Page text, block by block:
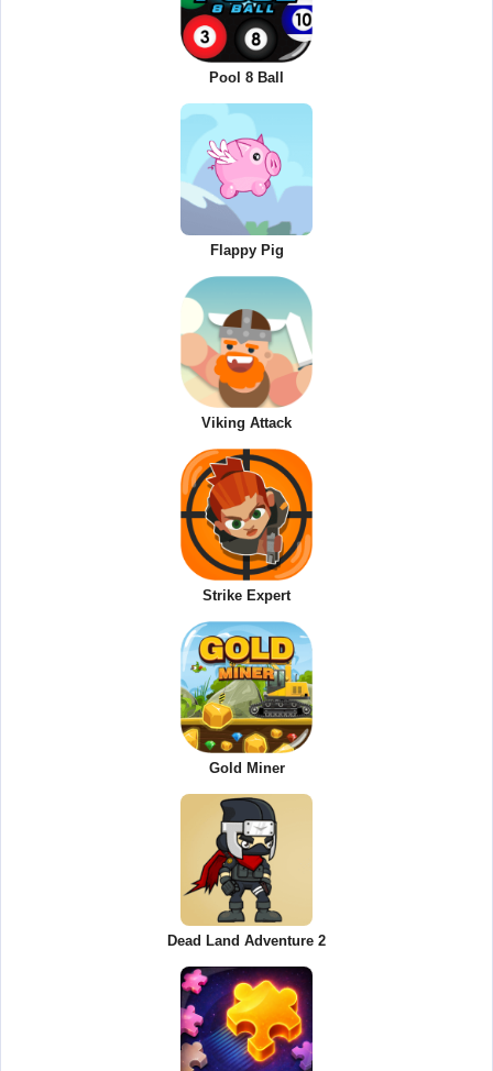
Pool 8 Ball
Flappy Pig
Viking Attack
Strike Expert
Gold Miner
Dead Land Adventure 2